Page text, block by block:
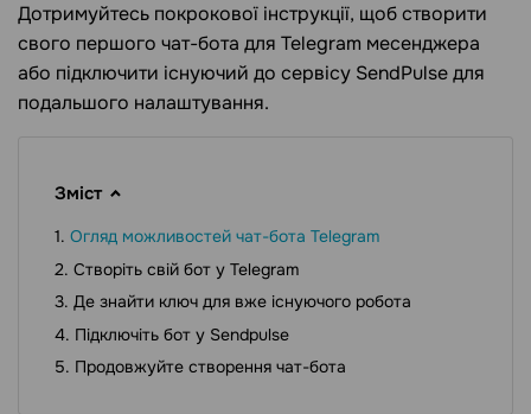
Дотримуйтесь покрокової інструкції, щоб створити
свого першого чат-бота для Telegram месенджера
або підключити існуючий до сервісу SendPulse для
подальшого налаштування.
Зміст
Огляд можливостей чат-бота Telegram
Створіть свій бот у Telegram
Де знайти ключ для вже існуючого робота
Підключіть бот у Sendpulse
Продовжуйте створення чат-бота